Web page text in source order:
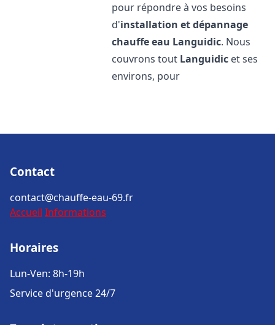
pour répondre à vos besoins
d'installation et dépannage
chauffe eau Languidic. Nous
couvrons tout Languidic et ses
environs, pour
Contact
contact@chauffe-eau-69.fr
Accueil Informations
Horaires
Lun-Ven: 8h-19h
Service d'urgence 24/7